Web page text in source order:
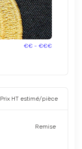
€€ - €€€
Prix HT estimé/pièce
Remise